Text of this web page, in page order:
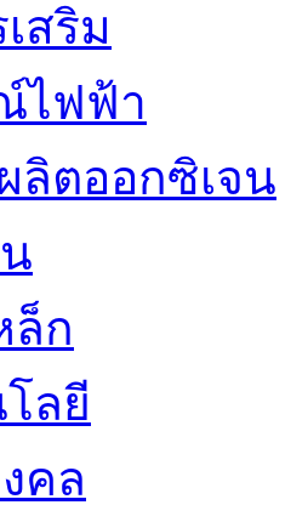
สริม
ไฟฟ้า
ลิตออกซิเจน
ล็ก
ลยี
คล